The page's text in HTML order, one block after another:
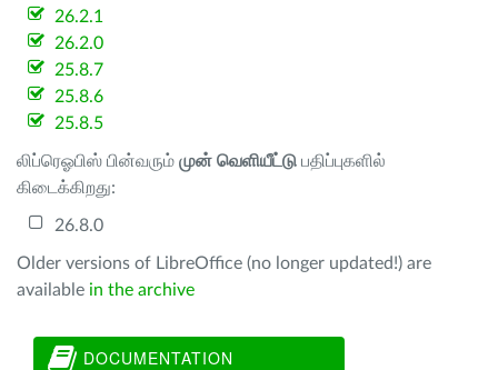
26.2.1
26.2.0
25.8.7
25.8.6
25.8.5
லிப்ரெஓபிஸ் பின்வரும் முன் வெளியீட்டு பதிப்புகளில்
கிடைக்கிறது:
26.8.0
Older versions of LibreOffice (no longer updated!) are
available in the archive
DOCUMENTATION